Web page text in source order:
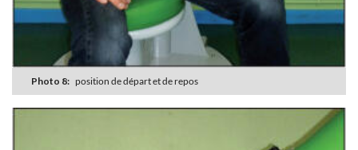
Photo 8: position de départ et de repos